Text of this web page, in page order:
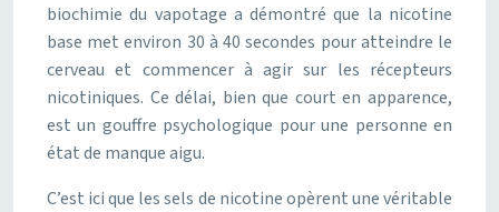
biochimie du vapotage a démontré que la nicotine
base met environ 30 à 40 secondes pour atteindre le
cerveau et commencer à agir sur les récepteurs
nicotiniques. Ce délai, bien que court en apparence,
est un gouffre psychologique pour une personne en
état de manque aigu.
C’est ici que les sels de nicotine opèrent une véritable